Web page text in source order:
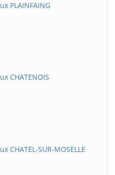
PLAINFAING
CHATENOIS
CHATEL-SUR-MOSELLE